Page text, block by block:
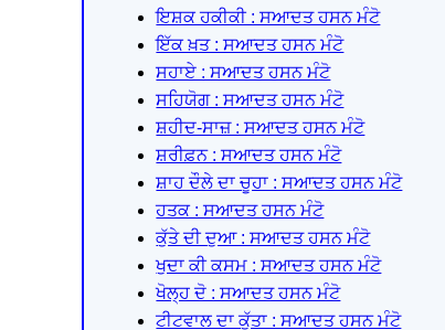
ਇਸ਼ਕ ਹਕੀਕੀ : ਸਆਦਤ ਹਸਨ ਮੰਟੋ
ਇੱਕ ਖ਼ਤ : ਸਆਦਤ ਹਸਨ ਮੰਟੋ
ਸਹਾਏ : ਸਆਦਤ ਹਸਨ ਮੰਟੋ
ਸਹਿਯੋਗ : ਸਆਦਤ ਹਸਨ ਮੰਟੋ
ਸ਼ਹੀਦ-ਸਾਜ਼ : ਸਆਦਤ ਹਸਨ ਮੰਟੋ
ਸ਼ਰੀਫ਼ਨ : ਸਆਦਤ ਹਸਨ ਮੰਟੋ
ਸ਼ਾਹ ਦੌਲੇ ਦਾ ਚੂਹਾ : ਸਆਦਤ ਹਸਨ ਮੰਟੋ
ਹਤਕ : ਸਆਦਤ ਹਸਨ ਮੰਟੋ
ਕੁੱਤੇ ਦੀ ਦੁਆ : ਸਆਦਤ ਹਸਨ ਮੰਟੋ
ਖੁਦਾ ਕੀ ਕਸਮ : ਸਆਦਤ ਹਸਨ ਮੰਟੋ
ਖੋਲ੍ਹ ਦੋ : ਸਆਦਤ ਹਸਨ ਮੰਟੋ
ਟੀਟਵਾਲ ਦਾ ਕੁੱਤਾ : ਸਆਦਤ ਹਸਨ ਮੰਟੋ